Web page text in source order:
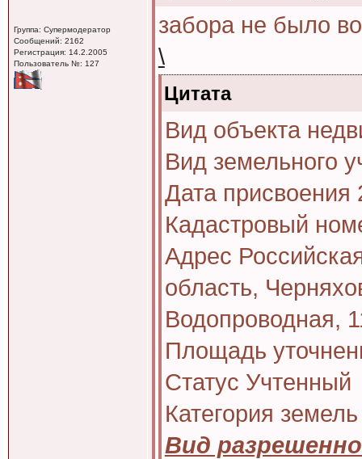
Группа: Супермодератор
Сообщений: 2162
Регистрация: 14.2.2005
Пользователь №: 127
забора не было
\
Цитата
Вид объекта
Вид земельного
Дата присвоения
Кадастровый
Адрес
область,
Водопроводная,
Площадь
Статус Учтенный
Категория
Вид